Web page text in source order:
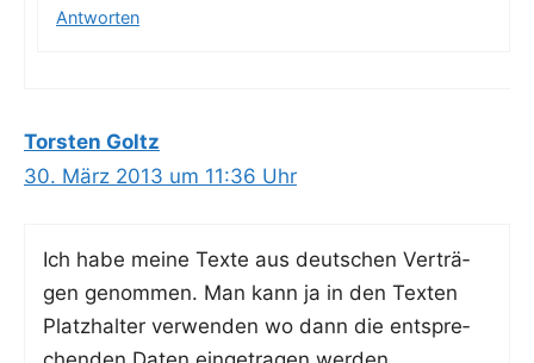
Antworten
Torsten Goltz
30. März 2013 um 11:36 Uhr
Ich habe mei­ne Tex­te aus deut­schen Ver­trä­
gen genom­men. Man kann ja in den Tex­ten
Platz­hal­ter ver­wen­den wo dann die ent­spre­